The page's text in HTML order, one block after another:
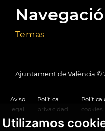
Utilizamos
Temas
Ajuntament de València ©
Aviso
legal
Política
privacidad
Política
cookies